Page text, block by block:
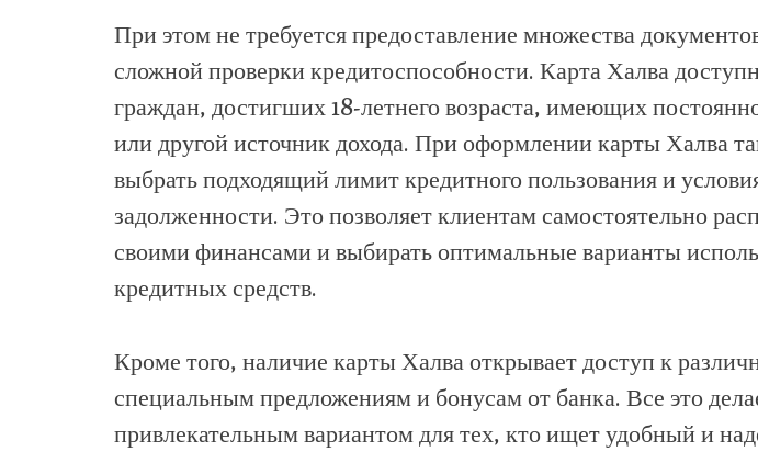
При этом не требуется предоставление множества
сложной проверки кредитоспособности. Карта Халва
граждан, достигших 18-летнего возраста, имеющих
или другой источник дохода. При оформлении карты Халва
выбрать подходящий лимит кредитного пользования и
задолженности. Это позволяет клиентам самостоятельно
своими финансами и выбирать оптимальные варианты
кредитных средств.
Кроме того, наличие карты Халва открывает доступ к
специальным предложениям и бонусам от банка. Все это
привлекательным вариантом для тех, кто ищет удобный и